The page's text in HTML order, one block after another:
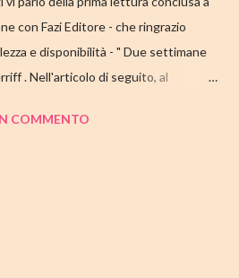
con Fazi Editore - che ringrazio
e disponibilità - " Due settimane
. Nell'articolo di seguito, al
IN SETTEMBRE AUTORE: R.C.
COMMENTO